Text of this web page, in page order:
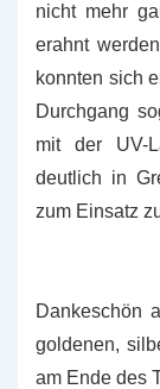
nicht mehr
erahnt
konnten sich
Durchgang
mit der UV-
deutlich in
zum Einsatz
Dankeschön
goldenen,
am Ende des